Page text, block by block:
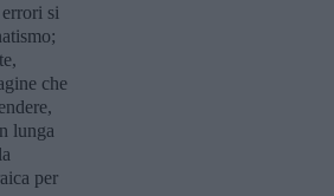
si
che
lunga
per